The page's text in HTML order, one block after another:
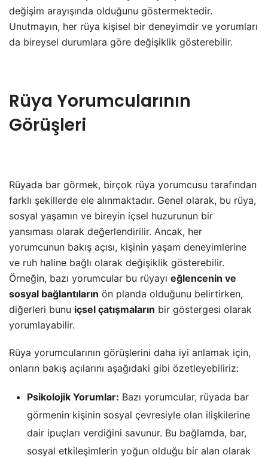
değişim arayışında olduğunu göstermektedir.
Unutmayın, her rüya kişisel bir deneyimdir ve yorumları
da bireysel durumlara göre değişiklik gösterebilir.
Rüya Yorumcularının
Görüşleri
Rüyada bar görmek, birçok rüya yorumcusu tarafından
farklı şekillerde ele alınmaktadır. Genel olarak, bu rüya,
sosyal yaşamın ve bireyin içsel huzurunun bir
yansıması olarak değerlendirilir. Ancak, her
yorumcunun bakış açısı, kişinin yaşam deneyimlerine
ve ruh haline bağlı olarak değişiklik gösterebilir.
Örneğin, bazı yorumcular bu rüyayı eğlencenin ve
sosyal bağlantıların ön planda olduğunu belirtirken,
diğerleri bunu içsel çatışmaların bir göstergesi olarak
yorumlayabilir.
Rüya yorumcularının görüşlerini daha iyi anlamak için,
onların bakış açılarını aşağıdaki gibi özetleyebiliriz:
Psikolojik Yorumlar: Bazı yorumcular, rüyada bar
görmenin kişinin sosyal çevresiyle olan ilişkilerine
dair ipuçları verdiğini savunur. Bu bağlamda, bar,
sosyal etkileşimlerin yoğun olduğu bir alan olarak